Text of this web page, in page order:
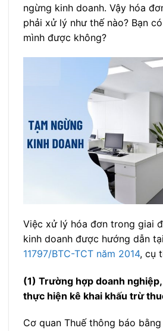
ngừng kinh doanh. Vậy hóa
phải xử lý như thế nào? Bạn
mình được không?
Việc xử lý hóa đơn trong giai
kinh doanh được hướng dẫn tại
11797/BTC-TCT năm 2014, cụ
(1) Trường hợp doanh
thực hiện kê khai khấu trừ
Cơ quan Thuế thông báo